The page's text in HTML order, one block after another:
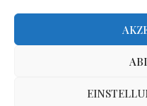
Inhalte dieser Seite dürfen von
@2017 - PenciDesign. All